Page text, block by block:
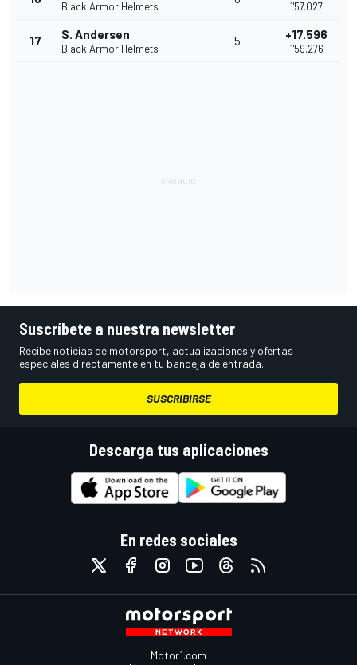
Black Armor Helmets 1'57.027
17 S. Andersen
Black Armor Helmets
5 +17.596
1'59.276
Suscríbete a nuestra newsletter
Recibe noticias de motorsport, actualizaciones y ofertas
especiales directamente en tu bandeja de entrada.
SUSCRIBIRSE
Descarga tus aplicaciones
En redes sociales
Motor1.com